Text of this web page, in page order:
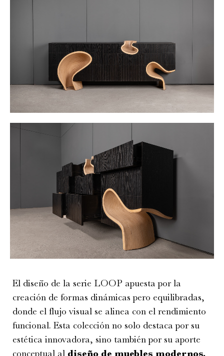
El diseño de la serie LOOP apuesta por la
creación de formas dinámicas pero equilibradas,
donde el flujo visual se alinea con el rendimiento
funcional. Esta colección no solo destaca por su
estética innovadora, sino también por su aporte
conceptual al diseño de muebles modernos.